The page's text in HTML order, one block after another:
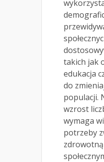
takich jak
edukacja
do
populacji.
wzrost
wymaga
potrzeby